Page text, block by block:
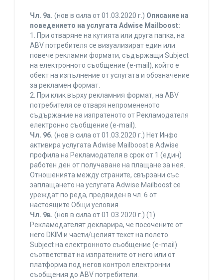
Чл. 9а. (нов в сила от 01.03.2020 г.) Описание на
поведението на услугата Adwise Mailboost:
1. При отваряне на кутията или друга папка, на
ABV потребителя се визуализират един или
повече рекламни формати, съдържащи Subject
на електронното съобщение (e-mail), който е
обект на изпълнение от услугата и обозначение
за рекламен формат.
2. При клик върху рекламния формат, на ABV
потребителя се отваря непромененото
съдържание на изпратеното от Рекламодателя
електронно съобщение (e-mail).
Чл. 9б. (нов в сила от 01.03.2020 г.) Нет Инфо
активира услугата Adwise Mailboost в Adwise
профила на Рекламодателя в срок от 1 (един)
работен ден от получаване на плащане за нея.
Отношенията между страните, свързани със
заплащането на услугата Adwise Mailboost се
уреждат по реда, предвиден в чл. 6 от
настоящите Общи условия.
Чл. 9в. (нов в сила от 01.03.2020 г.) (1)
Рекламодателят декларира, че посочените от
него DKIM и части/целият текст на полето
Subject на електронното съобщение (e-mail)
съответстват на изпратените от него или от
платформа под негов контрол електронни
съобщения до ABV потребители.